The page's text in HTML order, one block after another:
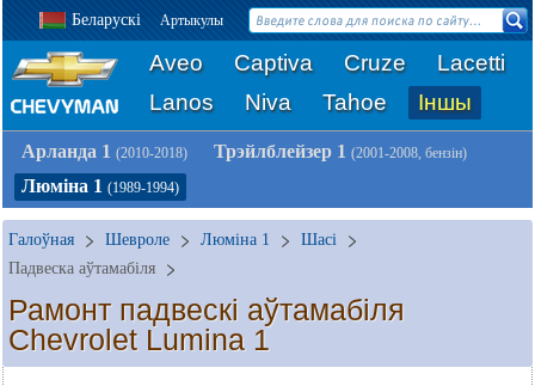
Беларускі Артыкулы
Aveo Captiva Cruze
Lacetti
Lanos
Niva Tahoe Іншы
Арланда 1 (2010-2018) Трэйлблейзер 1 (2001-2008, бензін)
Люміна 1 (1989-1994)
Галоўная Шевроле Люміна 1
Шасі
Падвеска аўтамабіля
Рамонт падвескі аўтамабіля
Chevrolet Lumina 1